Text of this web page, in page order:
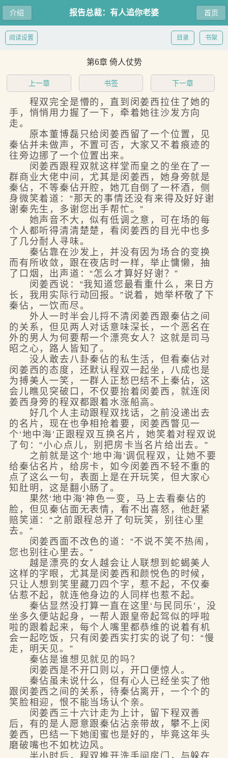
介绍 首页
报告总裁：有人追你老婆
书架
目录
阅读设置
第6章 倚人仗势
上一章 书签 下一章
程双完全是懵的，直到闵姜西拉住了她的
手，悄悄用力握了一下，牵着她往沙发方向
走。
原本董博磊只给闵姜西留了一个位置，见
秦佔并未做声，不置可否，大家又不着痕迹的
往旁边挪了一个位置出来。
闵姜西跟程双就这样堂而皇之的坐在了一
群商业大佬中间，尤其是闵姜西，她身旁就是
秦佔，不等秦佔开腔，她兀自倒了一杯酒，侧
身微笑着道：“那天的事情还没有来得及好好谢
谢秦先生，多谢您出手帮忙。”
她声音不大，似有低调之意，可在场的每
个人都听得清清楚楚，看闵姜西的目光中也多
了几分耐人寻味。
秦佔靠在沙发上，并没有因为场合的变换
而有所收敛，跟在夜店时一样，举止慵懒，抽
了口烟，出声道：“怎么才算好好谢？”
闵姜西说：“我知道您最看重什么，来日方
长，我用实际行动回报。”说着，她举杯敬了下
秦佔，一饮而尽。
外人一时半会儿捋不清闵姜西跟秦佔之间
的关系，但见两人对话意味深长，一个恶名在
外的男人为何要帮一个漂亮女人？这就是司马
昭之心，路人皆知了。
没人敢去八卦秦佔的私生活，但看秦佔对
闵姜西的态度，还默认程双一起坐，八成也是
为搏美人一笑，一群人正愁巴结不上秦佔，这
会儿瞧见突破口，不仅要抬着闵姜西，就连闵
姜西身旁的程双都跟着水涨船高。
好几个人主动跟程双找话，之前没递出去
的名片，现在也争相抢着要，闵姜西瞥见一
个‘地中海’正跟程双互换名片，她笑着对程双说
了句：“小心点儿，别把房卡当名片给出去。”
之前就是这个‘地中海’调侃程双，让她不要
给秦佔名片，给房卡，如今闵姜西不轻不重的
点了这么一句，表面上是在开玩笑，但大家心
知肚明，这是翻小肠了。
果然‘地中海’神色一变，马上去看秦佔的
脸，但见秦佔面无表情，看不出喜怒，他赶紧
赔笑道：“之前跟程总开了句玩笑，别往心里
去。”
闵姜西面不改色的道：“不说不笑不热闹，
您也别往心里去。”
越是漂亮的女人越会让人联想到蛇蝎美人
这样的字眼，尤其是闵姜西和颜悦色的时候，
只让人想到笑里藏刀四个字，惹不起，不仅秦
佔惹不起，就连他身边的人同样也惹不起。
秦佔显然没打算一直在这里‘与民同乐’，没
坐多久便站起身，一帮人跟皇帝起驾似的呼啦
啦的跟着起来，每个人嘴里都恭维的说着有机
会一起吃饭，只有闵姜西实打实的说了句：“慢
走，明天见。”
秦佔是谁想见就见的吗？
闵姜西是不开口则以，开口便惊人。
秦佔虽未说什么，但有心人已经坐实了他
跟闵姜西之间的关系，待秦佔离开，一个个的
笑脸相迎，恨不能当场认个亲。
闵姜西三十六计走为上计，留下程双善
后，有的是人愿意跟秦佔沾亲带故，攀不上闵
姜西，巴结一下她闺蜜也是好的，毕竟这年头
磨破嘴也不如枕边风。
半小时后，程双推开洗手间房门，与躲在